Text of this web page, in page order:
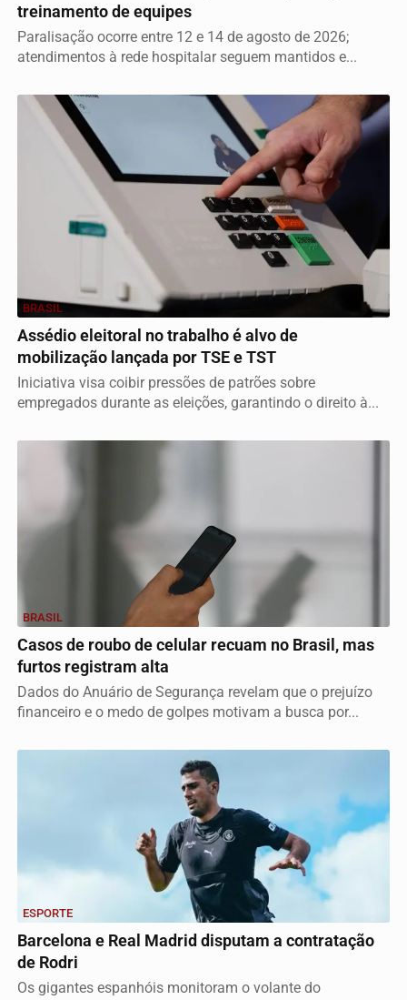
treinamento de equipes
Paralisação ocorre entre 12 e 14 de agosto de 2026;
atendimentos à rede hospitalar seguem mantidos e...
BRASIL
Assédio eleitoral no trabalho é alvo de
mobilização lançada por TSE e TST
Iniciativa visa coibir pressões de patrões sobre
empregados durante as eleições, garantindo o direito à...
BRASIL
Casos de roubo de celular recuam no Brasil, mas
furtos registram alta
Dados do Anuário de Segurança revelam que o prejuízo
financeiro e o medo de golpes motivam a busca por...
ESPORTE
Barcelona e Real Madrid disputam a contratação
de Rodri
Os gigantes espanhóis monitoram o volante do